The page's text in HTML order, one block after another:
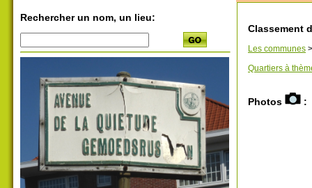
Rechercher un nom, un lieu:
Classement
Les communes >
Quartiers à
Photos :